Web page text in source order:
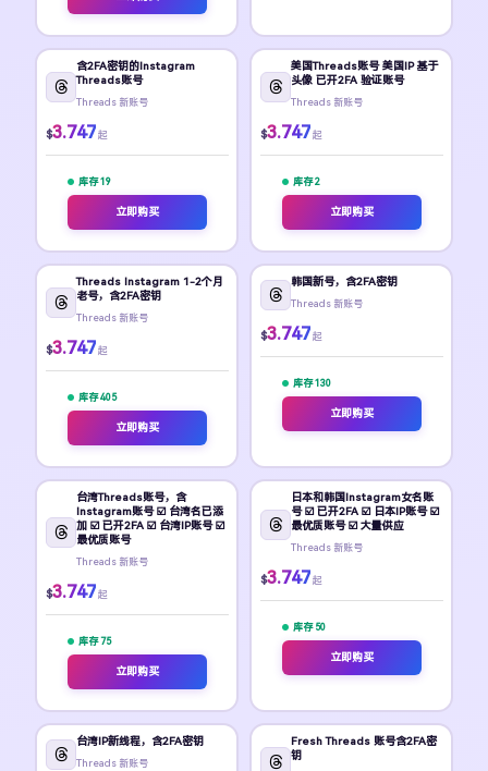
含2FA密钥的Instagram
Threads账号
Threads 新账号
$3.747 起
库存 19
立即购买
美国Threads账号 美国IP 基于
头像 已开2FA 验证账号
Threads 新账号
$3.747 起
库存 2
立即购买
Threads Instagram 1-2个月
老号，含2FA密钥
Threads 新账号
$3.747 起
库存 405
立即购买
韩国新号，含2FA密钥
Threads 新账号
$3.747 起
库存 130
立即购买
台湾Threads账号，含
Instagram账号 ☑️ 台湾名已添
加 ☑️ 已开2FA ☑️ 台湾IP账号 ☑️
最优质账号
Threads 新账号
$3.747 起
库存 75
立即购买
日本和韩国Instagram女名账
号 ☑️ 已开2FA ☑️ 日本IP账号 ☑️
最优质账号 ☑️ 大量供应
Threads 新账号
$3.747 起
库存 50
立即购买
台湾IP新线程，含2FA密钥
Threads 新账号
Fresh Threads 账号含2FA密
钥